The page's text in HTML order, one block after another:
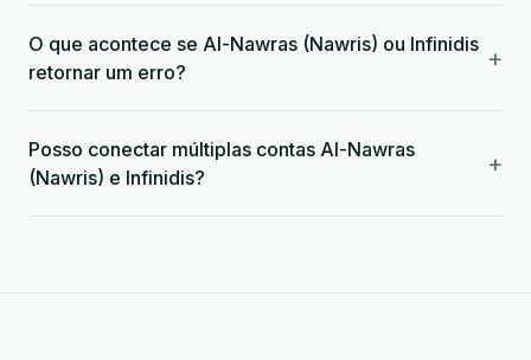
O que acontece se Al-Nawras (Nawris) ou Infinidis
retornar um erro?
+
Posso conectar múltiplas contas Al-Nawras
(Nawris) e Infinidis?
+